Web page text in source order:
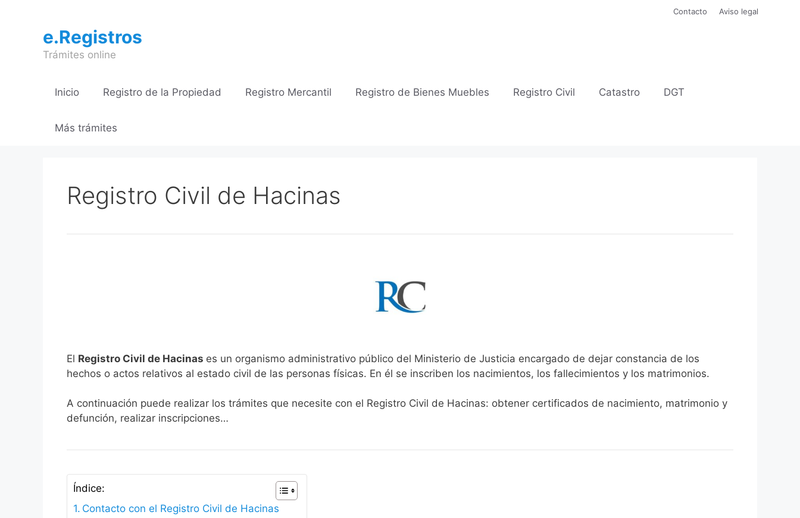
contenido
Contacto Aviso legal
e.Registros
Trámites online
Inicio Registro de la Propiedad Registro Mercantil Registro de Bienes Muebles Registro Civil Catastro DGT
Más trámites
Registro Civil de Hacinas
El Registro Civil de Hacinas es un organismo administrativo público del Ministerio de Justicia encargado de dejar constancia de los
hechos o actos relativos al estado civil de las personas físicas. En él se inscriben los nacimientos, los fallecimientos y los matrimonios.
A continuación puede realizar los trámites que necesite con el Registro Civil de Hacinas: obtener certificados de nacimiento, matrimonio y
defunción, realizar inscripciones…
Índice:
Contacto con el Registro Civil de Hacinas